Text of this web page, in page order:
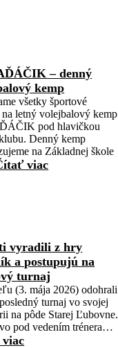
– denný
kemp
všetky športové
na letný volejbalový kemp
pod hlavičkou
Denný kemp
na Základnej škole
viac
vyradili z hry
a postupujú na
turnaj
(3. mája 2026) odohrali
turnaj vo svojej
na pôde Starej Ľubovne.
pod vedením trénera…